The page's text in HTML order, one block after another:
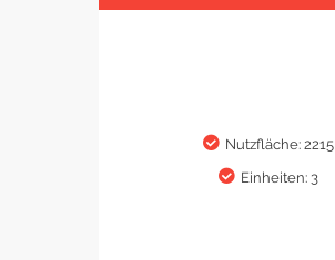
Nutzfläche: 2215
Einheiten: 3